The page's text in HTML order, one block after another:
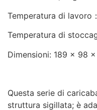
Temperatura di
Temperatura di
Dimensioni: 189 x 98
Questa serie di
struttura sigillata; è